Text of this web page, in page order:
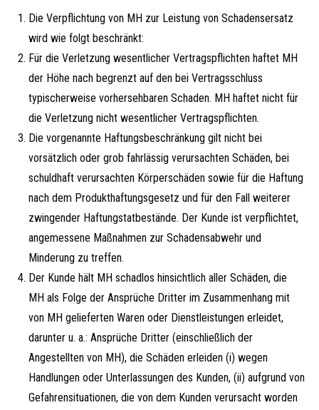
Die Verpflichtung von MH zur Leistung von Schadensersatz
wird wie folgt beschränkt:
Für die Verletzung wesentlicher Vertragspflichten haftet MH
der Höhe nach begrenzt auf den bei Vertragsschluss
typischerweise vorhersehbaren Schaden. MH haftet nicht für
die Verletzung nicht wesentlicher Vertragspflichten.
Die vorgenannte Haftungsbeschränkung gilt nicht bei
vorsätzlich oder grob fahrlässig verursachten Schäden, bei
schuldhaft verursachten Körperschäden sowie für die Haftung
nach dem Produkthaftungsgesetz und für den Fall weiterer
zwingender Haftungstatbestände. Der Kunde ist verpflichtet,
angemessene Maßnahmen zur Schadensabwehr und
Minderung zu treffen.
Der Kunde hält MH schadlos hinsichtlich aller Schäden, die
MH als Folge der Ansprüche Dritter im Zusammenhang mit
von MH gelieferten Waren oder Dienstleistungen erleidet,
darunter u. a.: Ansprüche Dritter (einschließlich der
Angestellten von MH), die Schäden erleiden (i) wegen
Handlungen oder Unterlassungen des Kunden, (ii) aufgrund von
Gefahrensituationen, die von dem Kunden verursacht worden